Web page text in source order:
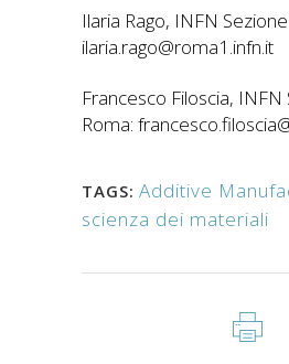
Ilaria Rago, INFN
ilaria.rago@roma1.infn.it
Francesco Filoscia,
Roma:
TAGS: Additive
scienza dei materiali